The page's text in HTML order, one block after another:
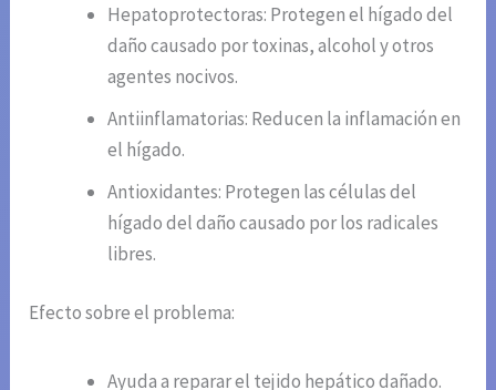
Hepatoprotectoras: Protegen el hígado del
daño causado por toxinas, alcohol y otros
agentes nocivos.
Antiinflamatorias: Reducen la inflamación en
el hígado.
Antioxidantes: Protegen las células del
hígado del daño causado por los radicales
libres.
Efecto sobre el problema:
Ayuda a reparar el tejido hepático dañado.